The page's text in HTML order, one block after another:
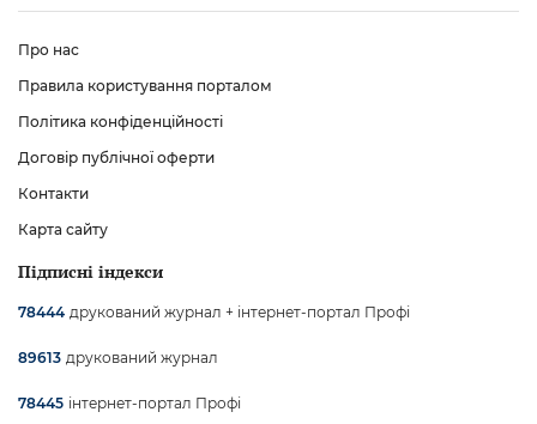
Про нас
Правила користування порталом
Політика конфіденційності
Договір публічної оферти
Контакти
Карта сайту
Підписні індекси
78444 друкований журнал + інтернет-портал Профі
89613 друкований журнал
78445 інтернет-портал Профі